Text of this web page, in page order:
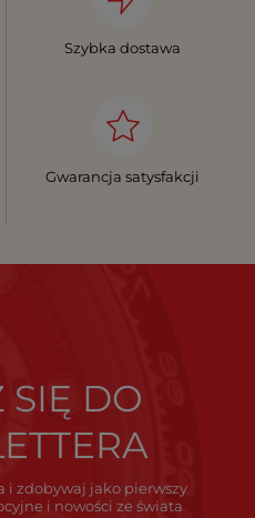
Szybka dostawa
Gwarancja satysfakcji
SIĘ DO
i zdobywaj jako pierwszy
i nowości ze świata